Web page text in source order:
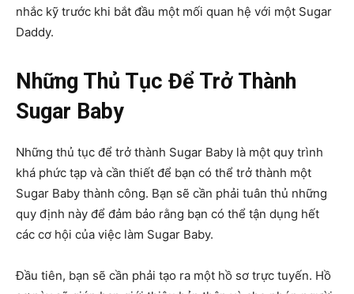
nhắc kỹ trước khi bắt đầu một mối quan hệ với một Sugar
Daddy.
Những Thủ Tục Để Trở Thành
Sugar Baby
Những thủ tục để trở thành Sugar Baby là một quy trình
khá phức tạp và cần thiết để bạn có thể trở thành một
Sugar Baby thành công. Bạn sẽ cần phải tuân thủ những
quy định này để đảm bảo rằng bạn có thể tận dụng hết
các cơ hội của việc làm Sugar Baby.
Đầu tiên, bạn sẽ cần phải tạo ra một hồ sơ trực tuyến. Hồ